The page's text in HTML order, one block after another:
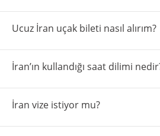
Ucuz İran uçak bileti nasıl alırım?
İran’ın kullandığı saat dilimi
İran vize istiyor mu?